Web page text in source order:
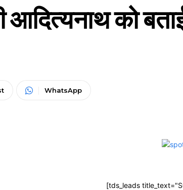
आदित्यनाथ को
WhatsApp
[tds_leads